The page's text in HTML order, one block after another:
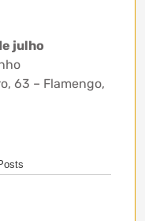
julho
63 – Flamengo,